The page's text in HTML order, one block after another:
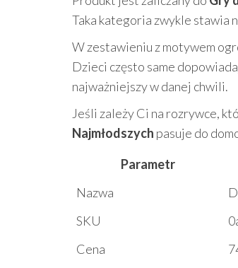
Taka kategoria zwykle stawia
W zestawieniu z motywem
Dzieci często same
najważniejszy w danej chwili.
Jeśli zależy Ci na rozrywce,
Najmłodszych pasuje do
Parametr
Nazwa
SKU
Cena